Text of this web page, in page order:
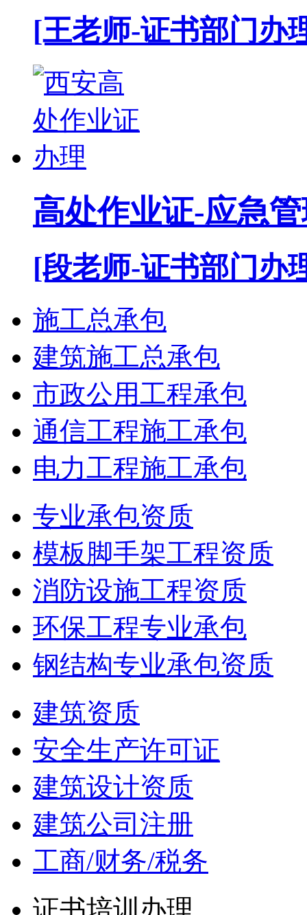
[王老师-证书部门办
高处作业证-应急
[段老师-证书部门办
施工总承包
建筑施工总承包
市政公用工程承包
通信工程施工承包
电力工程施工承包
专业承包资质
模板脚手架工程资质
消防设施工程资质
环保工程专业承包
钢结构专业承包资质
建筑资质
安全生产许可证
建筑设计资质
建筑公司注册
工商/财务/税务